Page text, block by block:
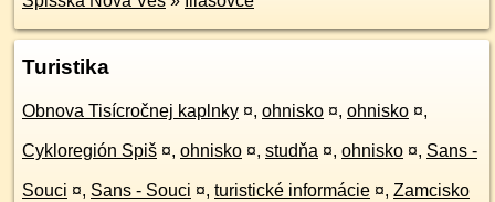
Turistika
Obnova Tisícročnej kaplnky ¤, ohnisko ¤, ohnisko ¤,
Cykloregión Spiš ¤, ohnisko ¤, studňa ¤, ohnisko ¤, Sans -
Souci ¤, Sans - Souci ¤, turistické informácie ¤, Zamcisko